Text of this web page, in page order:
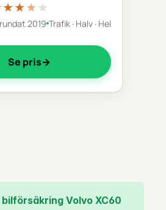
★★
2019 Trafik · Halv · Hel
Se pris
Volvo XC60